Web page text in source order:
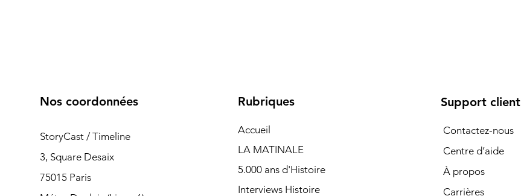
Nos coordonnées
StoryCast / Timeline
3, Square Desaix
75015 Paris
Rubriques
Accueil
LA MATINALE
5.000 ans d'Histoire
Interviews Histoire
Support client
Contactez-nous
Centre d’aide
À propos
Carrières